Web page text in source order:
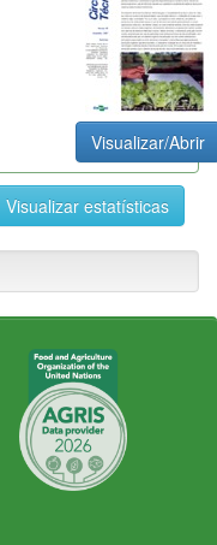
Visualizar/Abrir
Visualizar estatísticas